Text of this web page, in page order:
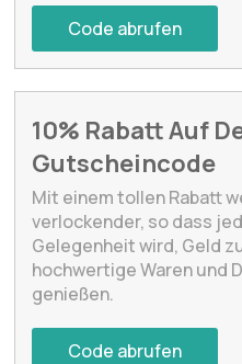
Code abrufen
10% Rabatt Auf
Gutscheincode
Mit einem tollen Rabatt
verlockender, so dass
Gelegenheit wird, Geld
hochwertige Waren und
genießen.
Code abrufen